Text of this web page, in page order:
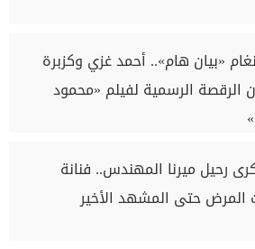
«بيان هام».. أحمد غزي وكزبرة
الرقصة الرسمية لفيلم «محمود
رحيل ميرنا المهندس.. فنانة
المرض حتى المشهد الأخير